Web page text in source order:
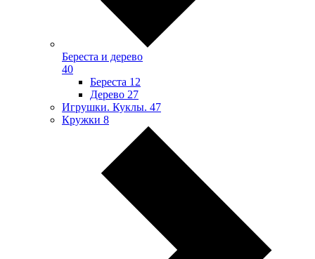
Береста и дерево
40
Береста 12
Дерево 27
Игрушки. Куклы. 47
Кружки 8